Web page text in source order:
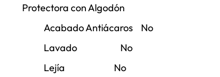
Protectora con Algodón
Acabado Antiácaros No
Lavado No
Lejía No